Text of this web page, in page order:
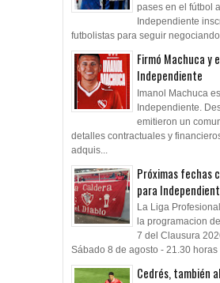
pases en el fútbol
Independiente
futbolistas para seguir
Firmó Machuca y
Independiente
Imanol Machuca
Independiente.
emitieron un
detalles contractuales y
adquis...
Próximas fechas
para
La Liga
la programacion
7 del Clausura
Sábado 8 de agosto - 21.30
Cedrés, también